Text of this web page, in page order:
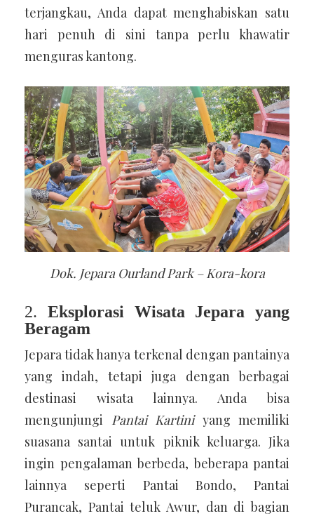
terjangkau, Anda dapat menghabiskan satu
hari penuh di sini tanpa perlu khawatir
menguras kantong.
Dok. Jepara Ourland Park – Kora-kora
2. Eksplorasi Wisata Jepara yang
Beragam
Jepara tidak hanya terkenal dengan pantainya
yang indah, tetapi juga dengan berbagai
destinasi wisata lainnya. Anda bisa
mengunjungi
Pantai Kartiniyang memiliki
suasana santai untuk piknik keluarga. Jika
ingin pengalaman berbeda, beberapa pantai
lainnya seperti Pantai Bondo, Pantai
Purancak, Pantai teluk Awur, dan di bagian